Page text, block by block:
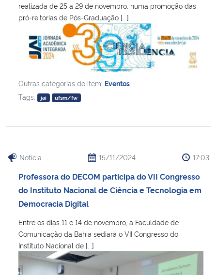
realizada de 25 a 29 de novembro, numa promoção das
pró-reitorias de Pós-Graduação [...]
Outras categorias do item: Eventos
Tags:
jai ufsm/fw
Notícia 15/11/2024 17:03
Professora do DECOM participa do VII Congresso
do Instituto Nacional de Ciência e Tecnologia em
Democracia Digital
Entre os dias 11 e 14 de novembro, a Faculdade de
Comunicação da Bahia sediará o VII Congresso do
Instituto Nacional de [...]